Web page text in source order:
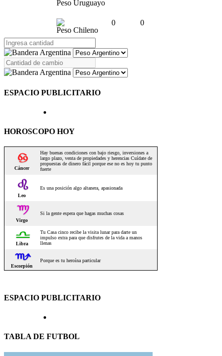
Peso Uruguayo
Peso Chileno
0 0
ESPACIO PUBLICITARIO
HOROSCOPO HOY
ESPACIO PUBLICITARIO
TABLA DE FUTBOL